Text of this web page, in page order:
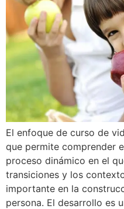
El enfoque de curso de
que permite comprender
proceso dinámico en el
transiciones y los
importante en la
persona. El desarrollo es